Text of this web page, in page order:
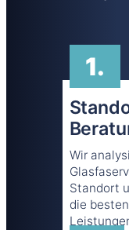
1.
Wir
Standort
die